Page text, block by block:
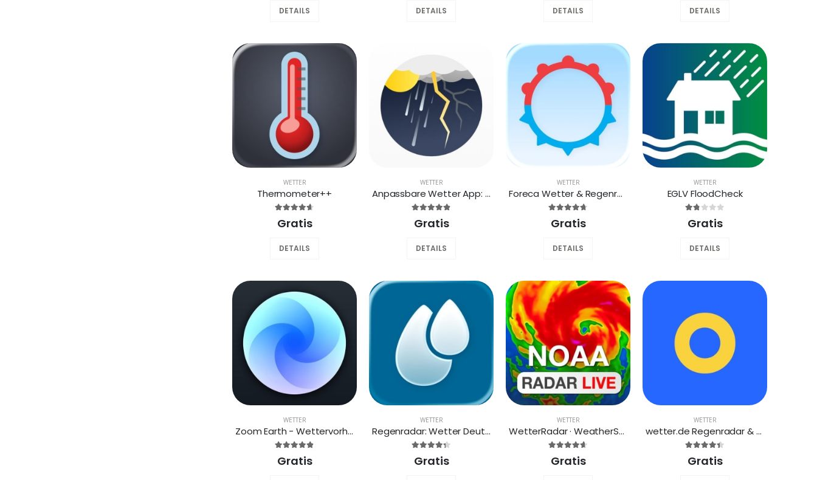
DETAILS DETAILS DETAILS DETAILS
WETTER
Thermometer++
Gratis
DETAILS
WETTER
Anpassbare Wetter App: Sonuby
Gratis
DETAILS
WETTER
Foreca Wetter & Regenradar
Gratis
DETAILS
WETTER
EGLV FloodCheck
Gratis
DETAILS
WETTER
Zoom Earth - Wettervorhersage
Gratis
WETTER
Regenradar: Wetter Deutschland
Gratis
WETTER
WetterRadar · WeatherScope
Gratis
WETTER
wetter.de Regenradar & Wetter
Gratis